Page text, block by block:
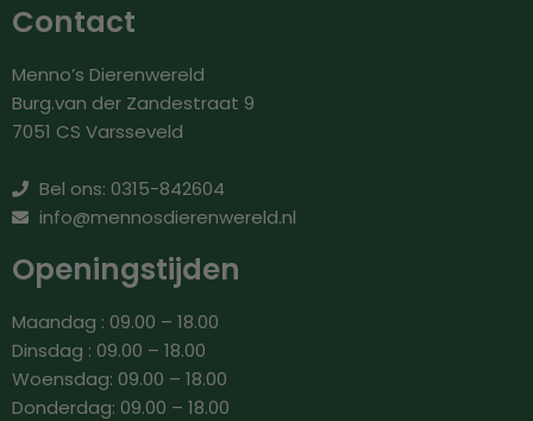
Contact
Menno’s Dierenwereld
Burg.van der Zandestraat 9
7051 CS Varsseveld
Bel ons: 0315-842604
info@mennosdierenwereld.nl
Openingstijden
Maandag : 09.00 – 18.00
Dinsdag : 09.00 – 18.00
Woensdag: 09.00 – 18.00
Donderdag: 09.00 – 18.00